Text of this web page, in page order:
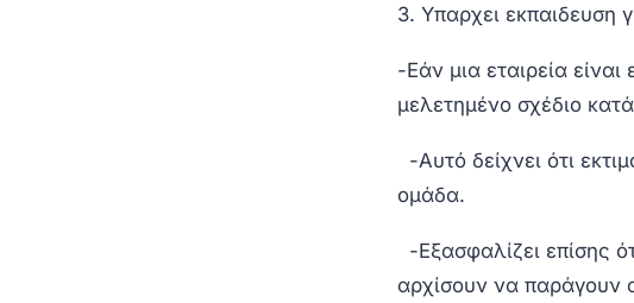
3. Υπαρχει εκπαιδευση
-Εάν μια εταιρεία
μελετημένο σχέδιο
-Αυτό δείχνει ότι
ομάδα.
-Εξασφαλίζει επίσης
αρχίσουν να παράγουν